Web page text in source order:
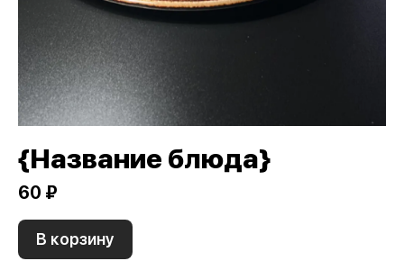
{Название блюда}
60 ₽
В корзину